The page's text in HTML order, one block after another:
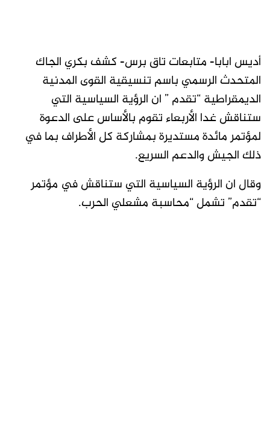
أديس ابابا- متابعات تاق برس- كشف بكري الجاك
المتحدث الرسمي باسم تنسيقية القوى المدنية
الديمقراطية “تقدم ” ان الرؤية السياسية التي
ستناقش غدا الأربعاء تقوم بالأساس على الدعوة
لمؤتمر مائدة مستديرة بمشاركة كل الأطراف بما في
ذلك الجيش والدعم السريع.
وقال ان الرؤية السياسية التي ستناقش في مؤتمر
“تقدم” تشمل “محاسبة مشعلي الحرب.